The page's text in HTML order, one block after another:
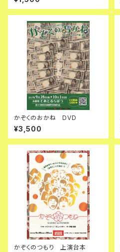
かぞくのおかね DVD
¥3,500
かぞくのつもり 上演台本